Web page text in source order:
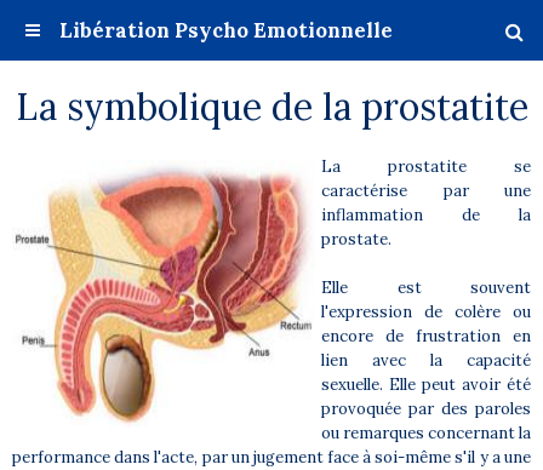
Libération Psycho Emotionnelle
La symbolique de la prostatite
La prostatite se
caractérise par une
inflammation de la
prostate.
Elle est souvent
l'expression de colère ou
encore de frustration en
lien avec la capacité
sexuelle. Elle peut avoir été
provoquée par des paroles
ou remarques concernant la
performance dans l'acte, par un jugement face à soi-même s'il y a une